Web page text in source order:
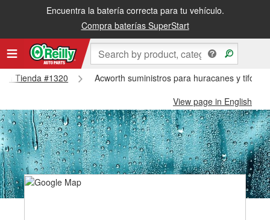
Encuentra la batería correcta para tu vehículo.
Compra baterías SuperStart
Tienda #1320
Acworth suministros para huracanes y
View page in English